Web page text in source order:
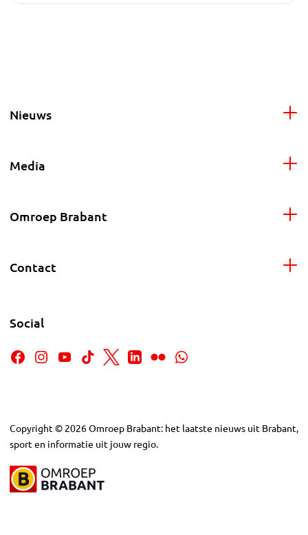
Nieuws
Media
Omroep Brabant
Contact
Social
Copyright © 2026Omroep Brabant: het laatste nieuws uit Brabant,
sport en informatie uit jouw regio.